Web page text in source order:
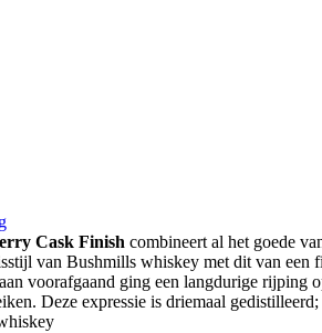
Cask Finish combineert al het goede
van Bushmills whiskey met dit van een
voorafgaand ging een langdurige rijping
Deze expressie is driemaal gedistilleerd;